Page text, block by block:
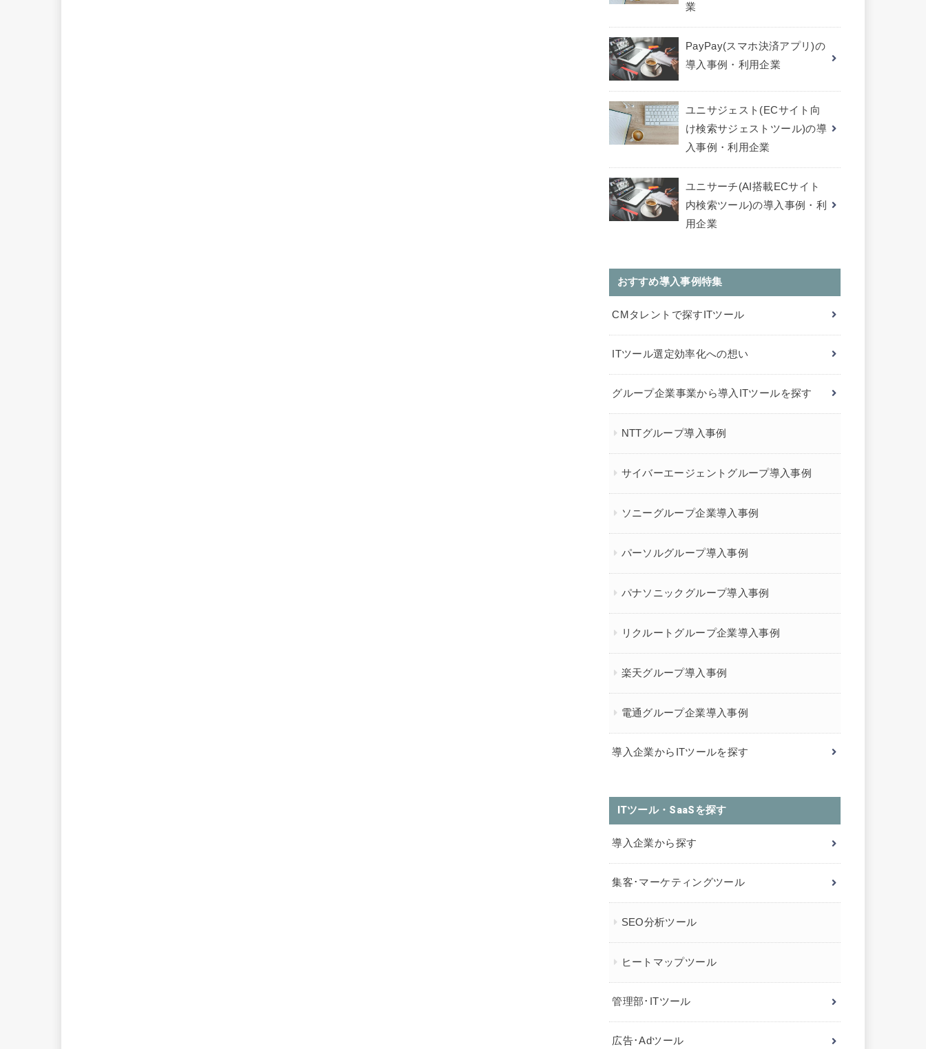
業
PayPay(スマホ決済アプリ)の
導入事例・利用企業
ユニサジェスト(ECサイト向
け検索サジェストツール)の導
入事例・利用企業
ユニサーチ(AI搭載ECサイト
内検索ツール)の導入事例・利
用企業
おすすめ導入事例特集
CMタレントで探すITツール
ITツール選定効率化への想い
グループ企業事業から導入ITツールを探す
NTTグループ導入事例
サイバーエージェントグループ導入事例
ソニーグループ企業導入事例
パーソルグループ導入事例
パナソニックグループ導入事例
リクルートグループ企業導入事例
楽天グループ導入事例
電通グループ企業導入事例
導入企業からITツールを探す
ITツール・SaaSを探す
導入企業から探す
集客･マーケティングツール
SEO分析ツール
ヒートマップツール
管理部･ITツール
広告･Adツール